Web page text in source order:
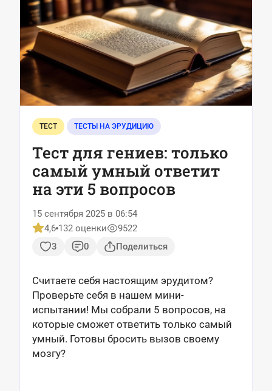
ТЕСТ ТЕСТЫ НА ЭРУДИЦИЮ
Тест для гениев: только
самый умный ответит
на эти 5 вопросов
15 сентября 2025 в 06:54
4,6 132 оценки
9522
3
0 Поделиться
Считаете себя настоящим эрудитом?
Проверьте себя в нашем мини-
испытании! Мы собрали 5 вопросов, на
которые сможет ответить только самый
умный. Готовы бросить вызов своему
мозгу?